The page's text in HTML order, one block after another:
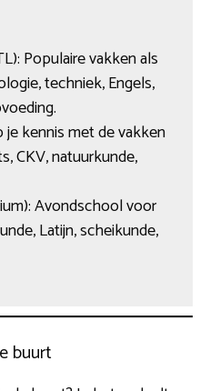
Populaire vakken als
techniek, Engels,
je kennis met de vakken
CKV, natuurkunde,
Avondschool voor
Latijn, scheikunde,
buurt